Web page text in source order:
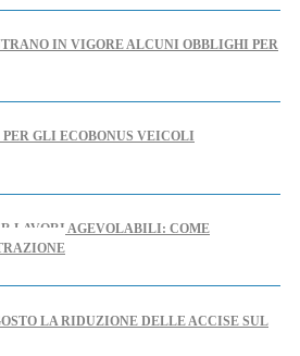
IN VIGORE ALCUNI OBBLIGHI PER
GLI ECOBONUS VEICOLI
LAVORI AGEVOLABILI: COME
LA RIDUZIONE DELLE ACCISE SUL